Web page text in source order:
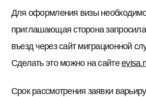
Для оформления визы
приглашающая сторона
въезд через сайт миграционной
Сделать это можно на сайте
Срок рассмотрения заявки